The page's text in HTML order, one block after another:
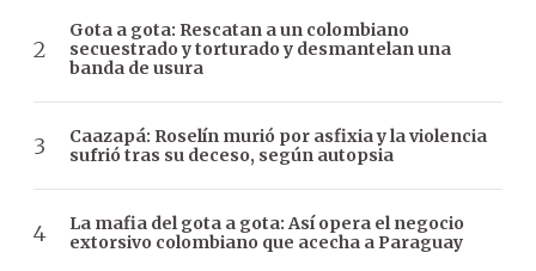
Gota a gota: Rescatan a un colombiano
secuestrado y torturado y desmantelan una
banda de usura
Caazapá: Roselín murió por asfixia y la violencia
sufrió tras su deceso, según autopsia
La mafia del gota a gota: Así opera el negocio
extorsivo colombiano que acecha a Paraguay